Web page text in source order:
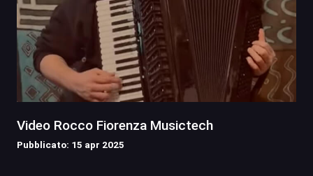
Video Rocco Fiorenza Musictech
Pubblicato: 15 apr 2025